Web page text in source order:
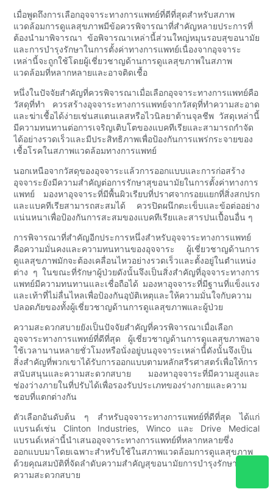
เมื่อพูดถึงการเลือกอุจจาระทางการแพทย์ที่ดีที่สุดสำหรับสภาพ
แวดล้อมการดูแลสุขภาพมีข้อควรพิจารณาที่สำคัญหลายประการที่
ต้องนำมาพิจารณา ข้อพิจารณาเหล่านี้ส่วนใหญ่หมุนรอบสุขอนามัย
และการบำรุงรักษาในการตั้งค่าทางการแพทย์เนื่องจากอุจจาระ
เหล่านี้จะถูกใช้โดยผู้เชี่ยวชาญด้านการดูแลสุขภาพในสภาพ
แวดล้อมที่หลากหลายและอาจติดเชื้อ
หนึ่งในปัจจัยสำคัญที่ควรพิจารณาเมื่อเลือกอุจจาระทางการแพทย์คือ
วัสดุที่ทำ ควรสร้างอุจจาระทางการแพทย์จากวัสดุที่ทำความสะอาด
และฆ่าเชื้อได้ง่ายเช่นสแตนเลสหรือไวนิลยาต้านจุลชีพ วัสดุเหล่านี้
มีความทนทานต่อการเจริญเติบโตของแบคทีเรียและสามารถกำจัด
ได้อย่างรวดเร็วและมีประสิทธิภาพเพื่อป้องกันการแพร่กระจายของ
เชื้อโรคในสภาพแวดล้อมทางการแพทย์
นอกเหนือจากวัสดุของอุจจาระแล้วการออกแบบและการก่อสร้าง
อุจจาระยังมีความสำคัญต่อการรักษาสุขอนามัยในการตั้งค่าทางการ
แพทย์ มองหาอุจจาระที่มีพื้นผิวเรียบที่ปราศจากรอยแยกที่สิ่งสกปรก
และแบคทีเรียสามารถสะสมได้ ควรปิดผนึกตะเข็บและข้อต่ออย่าง
แน่นหนาเพื่อป้องกันการสะสมของแบคทีเรียและสารปนเปื้อนอื่น ๆ
การพิจารณาที่สำคัญอีกประการหนึ่งสำหรับอุจจาระทางการแพทย์
คือความมั่นคงและความทนทานของอุจจาระ ผู้เชี่ยวชาญด้านการ
ดูแลสุขภาพมักจะต้องเคลื่อนไหวอย่างรวดเร็วและตั้งอยู่ในตำแหน่ง
ต่าง ๆ ในขณะที่รักษาผู้ป่วยดังนั้นจึงเป็นสิ่งสำคัญที่อุจจาระทางการ
แพทย์มีความทนทานและเชื่อถือได้ มองหาอุจจาระที่มีฐานที่แข็งแรง
และเท้าที่ไม่ลื่นไหลเพื่อป้องกันอุบัติเหตุและให้ความมั่นใจกับความ
ปลอดภัยของทั้งผู้เชี่ยวชาญด้านการดูแลสุขภาพและผู้ป่วย
ความสะดวกสบายยังเป็นปัจจัยสำคัญที่ควรพิจารณาเมื่อเลือก
อุจจาระทางการแพทย์ที่ดีที่สุด ผู้เชี่ยวชาญด้านการดูแลสุขภาพอาจ
ใช้เวลานานหลายชั่วโมงหรือนั่งอยู่บนอุจจาระเหล่านี้ดังนั้นจึงเป็น
สิ่งสำคัญที่พวกเขาได้รับการออกแบบตามหลักสรีรศาสตร์เพื่อให้การ
สนับสนุนและความสะดวกสบาย มองหาอุจจาระที่มีความสูงและ
ช่องว่างภายในที่ปรับได้เพื่อรองรับประเภทของร่างกายและความ
ชอบที่แตกต่างกัน
ตัวเลือกอันดับต้น ๆ สำหรับอุจจาระทางการแพทย์ที่ดีที่สุด ได้แก่
แบรนด์เช่น Clinton Industries, Winco และ Drive Medical
แบรนด์เหล่านี้นำเสนออุจจาระทางการแพทย์ที่หลากหลายซึ่ง
ออกแบบมาโดยเฉพาะสำหรับใช้ในสภาพแวดล้อมการดูแลสุขภาพ
ด้วยคุณสมบัติที่จัดลำดับความสำคัญสุขอนามัยการบำรุงรักษาและ
ความสะดวกสบาย